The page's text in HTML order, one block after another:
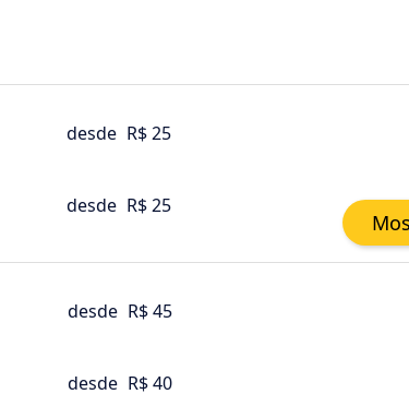
desde R$ 25
desde R$ 25
desde R$ 45
desde R$ 40